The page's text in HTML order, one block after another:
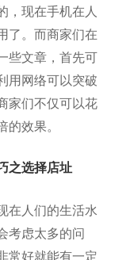
，现在手机在人
了。而商家们在
些文章，首先可
用网络可以突破
家们不仅可以花
的效果。
之选择店址
在人们的生活水
考虑太多的问
常好就能有一定